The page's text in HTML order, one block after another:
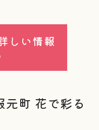
しい情報
元町 花で彩る